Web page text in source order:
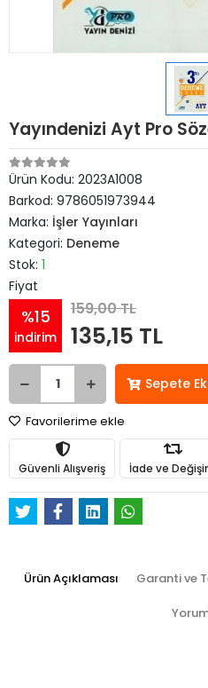
Yayındenizi Ayt Pro
Ürün Kodu: 2023A1008
Barkod: 9786051973944
Marka: İşler Yayınları
Kategori: Deneme
Stok: 1
Fiyat
%15
indirim
159,00 TL
135,15 TL
Sepete
Favorilerime ekle
Güvenli Alışveriş İade ve
Ürün Açıklaması Garanti ve